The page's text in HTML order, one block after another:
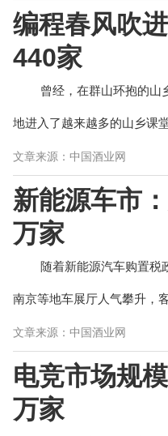
编程春风吹
440家
曾经，在群山环抱的山
地进入了越来越多的山乡课
文章来源：中国酒业网
新能源车市
万家
随着新能源汽车购置税
南京等地车展厅人气攀升，
文章来源：中国酒业网
电竞市场规
万家